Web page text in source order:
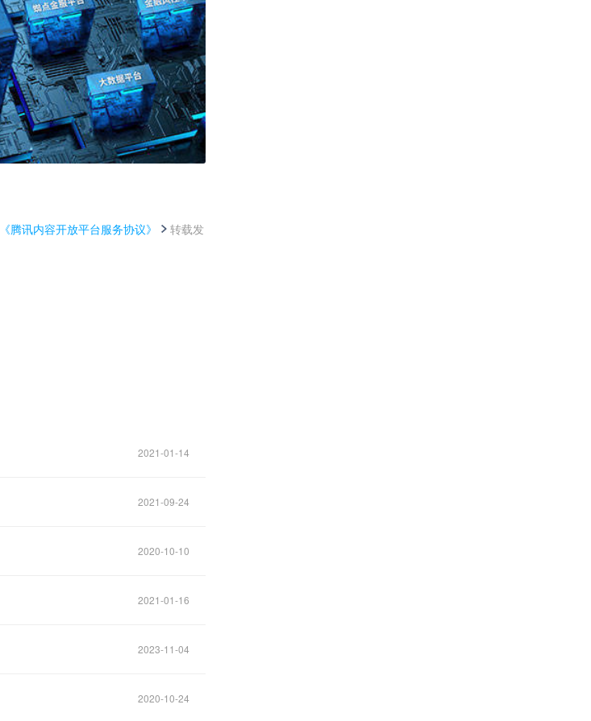
《腾讯内容开放平台服务协议》
转载发
2021-01-14
2021-09-24
2020-10-10
2021-01-16
2023-11-04
2020-10-24